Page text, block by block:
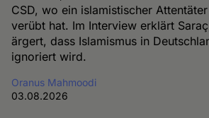
CSD, wo ein islamistischer
verübt hat. Im Interview erklärt
ärgert, dass Islamismus in
ignoriert wird.
Oranus Mahmoodi
03.08.2026